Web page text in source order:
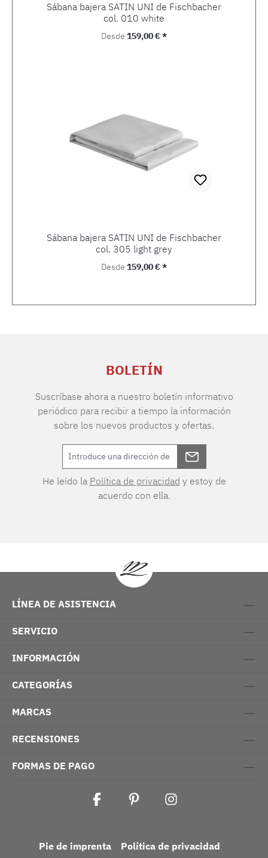
Sábana bajera SATIN UNI de Fischbacher
col. 010 white
Precio normal:
Desde 159,00 € *
Sábana bajera SATIN UNI de Fischbacher
col. 305 light grey
Precio normal:
Desde 159,00 € *
BOLETÍN
Suscríbase ahora a nuestro boletín informativo
periódico para recibir a tiempo la información
sobre los nuevos productos y ofertas.
He leído la Política de privacidad y estoy de
acuerdo con ella.
LÍNEA DE ASISTENCIA
SERVICIO
INFORMACIÓN
CATEGORÍAS
MARCAS
RECENSIONES
FORMAS DE PAGO
Pie de imprenta Política de privacidad